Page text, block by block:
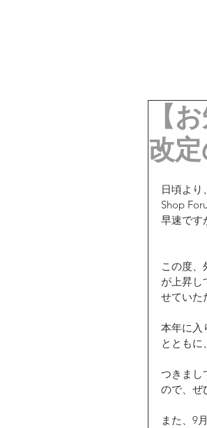
【
改定
日頃より
Shop
早速です
この度
が上昇し
せていた
本年に入
とともに
つきまし
ので、ぜ
また、9